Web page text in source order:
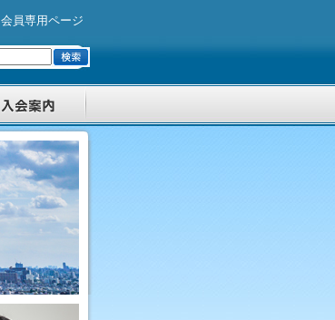
会員専用ページ